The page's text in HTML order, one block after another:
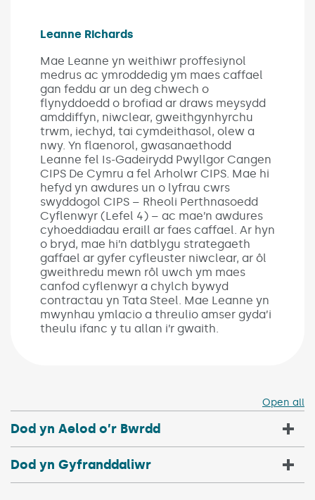
Leanne Richards
Mae Leanne yn weithiwr proffesiynol
medrus ac ymroddedig ym maes caffael
gan feddu ar un deg chwech o
flynyddoedd o brofiad ar draws meysydd
amddiffyn, niwclear, gweithgynhyrchu
trwm, iechyd, tai cymdeithasol, olew a
nwy. Yn flaenorol, gwasanaethodd
Leanne fel Is-Gadeirydd Pwyllgor Cangen
CIPS De Cymru a fel Arholwr CIPS. Mae hi
hefyd yn awdures un o lyfrau cwrs
swyddogol CIPS – Rheoli Perthnasoedd
Cyflenwyr (Lefel 4) – ac mae’n awdures
cyhoeddiadau eraill ar faes caffael. Ar hyn
o bryd, mae hi’n datblygu strategaeth
gaffael ar gyfer cyfleuster niwclear, ar ôl
gweithredu mewn rôl uwch ym maes
canfod cyflenwyr a chylch bywyd
contractau yn Tata Steel. Mae Leanne yn
mwynhau ymlacio a threulio amser gyda’i
theulu ifanc y tu allan i’r gwaith.
Open all
Dod yn Aelod o’r Bwrdd
Dod yn Gyfranddaliwr